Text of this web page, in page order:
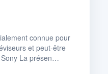
connue pour
et peut-être
La présen…